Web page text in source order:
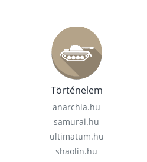
Történelem
anarchia.hu
samurai.hu
ultimatum.hu
shaolin.hu